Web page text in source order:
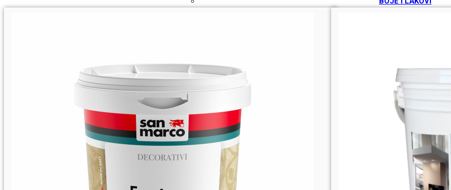
ARDEX
BERNER
DRACO
INOKEM
KOSTER
ORSO
SAN MARCO
SIKA
SOUDAL